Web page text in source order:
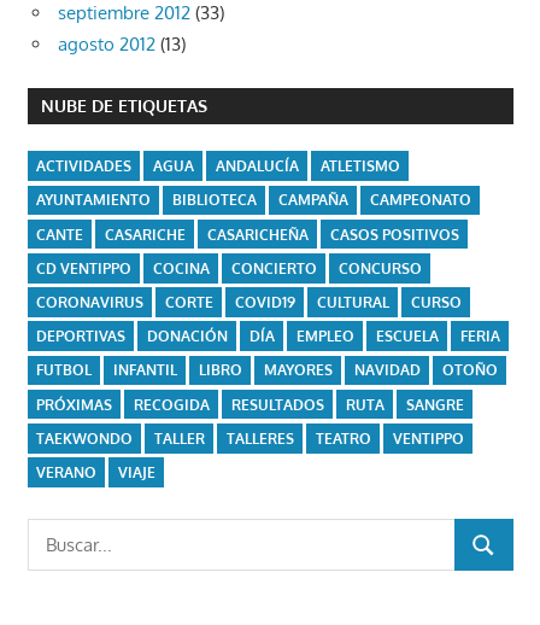
septiembre 2012 (33)
agosto 2012 (13)
NUBE DE ETIQUETAS
ACTIVIDADES AGUA ANDALUCÍA
ATLETISMO
AYUNTAMIENTO
BIBLIOTECA CAMPAÑA
CAMPEONATO
CANTE
CASARICHE CASARICHEÑA
CASOS POSITIVOS
CD VENTIPPO
COCINA CONCIERTO
CONCURSO
CORONAVIRUS
CORTE COVID19 CULTURAL
CURSO
DEPORTIVAS
DONACIÓN DÍA EMPLEO ESCUELA
FERIA
FUTBOL
INFANTIL LIBRO MAYORES NAVIDAD
OTOÑO
PRÓXIMAS
RECOGIDA RESULTADOS RUTA
SANGRE
TAEKWONDO
TALLER TALLERES TEATRO
VENTIPPO
VERANO
VIAJE
Buscar:
BUSCAR